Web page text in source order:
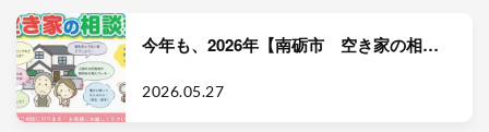
今年も、2026年【南砺市 空き家の相談
2026.05.27